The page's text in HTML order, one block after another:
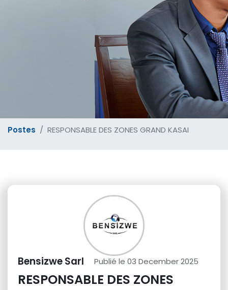
Postes RESPONSABLE DES ZONES GRAND KASAI
Bensizwe Sarl Publié le 03 December 2025
RESPONSABLE DES ZONES